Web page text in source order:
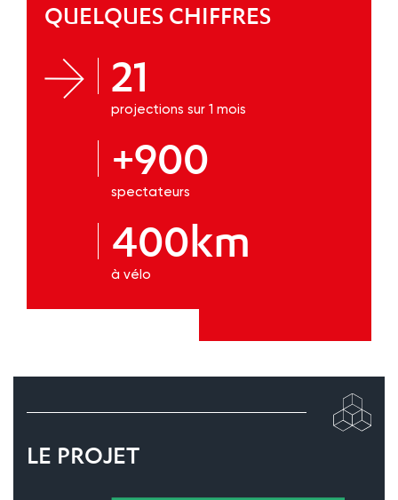
QUELQUES CHIFFRES
21
projections sur 1 mois
+900
spectateurs
400km
à vélo
LE PROJET